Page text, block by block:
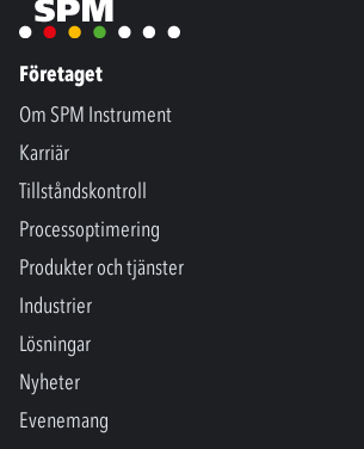
Företaget
Om SPM Instrument
Karriär
Tillståndskontroll
Processoptimering
Produkter och tjänster
Industrier
Lösningar
Nyheter
Evenemang